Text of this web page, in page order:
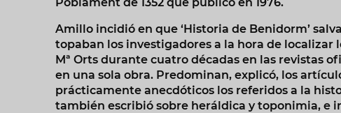
Amillo incidió en que ‘Historia de Benidorm’
topaban los investigadores a la hora de localizar
Mª Orts durante cuatro décadas en las revistas
en una sola obra. Predominan, explicó, los
prácticamente anecdóticos los referidos a la
también escribió sobre heráldica y toponimia, e